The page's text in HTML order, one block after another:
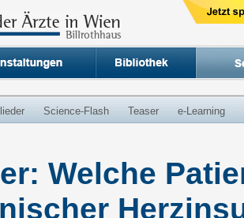
Science-Flash Teaser e-Learning
Welche